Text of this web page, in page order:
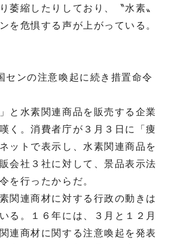
萎縮したりしており、〝水素〟
を危惧する声が上がっている。
センの注意喚起に続き措置命令
水素関連商品を販売する企業
く。消費者庁が３月３日に「痩
ットで表示し、水素関連商品を
会社３社に対して、景品表示法
を行ったからだ。
関連商材に対する行政の動きは
る。１６年には、３月と１２月
連商材に関する注意喚起を発表